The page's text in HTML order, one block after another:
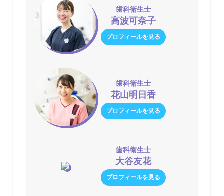
歯科衛生士
高波可奈子
プロフィールを見る
歯科衛生士
花山明日香
プロフィールを見る
歯科衛生士
大谷友花
プロフィールを見る